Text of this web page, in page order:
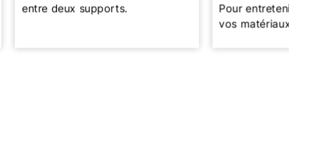
entre deux supports.
Pour entretenir et
vos matériaux